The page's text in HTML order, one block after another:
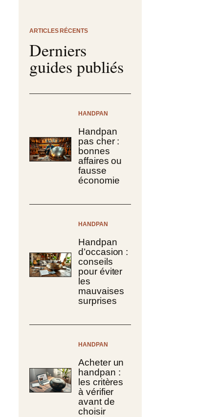
ARTICLES RÉCENTS
Derniers
guides publiés
HANDPAN
Handpan
pas cher :
bonnes
affaires ou
fausse
économie
HANDPAN
Handpan
d’occasion :
conseils
pour éviter
les
mauvaises
surprises
HANDPAN
Acheter un
handpan :
les critères
à vérifier
avant de
choisir